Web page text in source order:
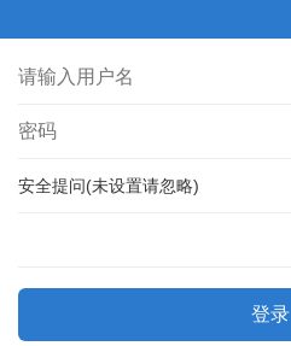
安全提问(未设置请忽略)
登录